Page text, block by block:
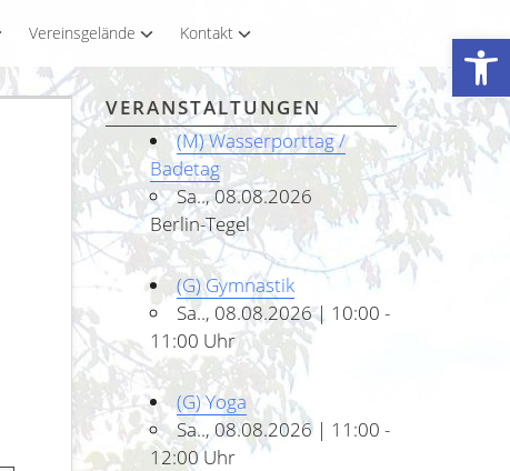
Werkzeugleiste öffnen
Vereinsgelände Kontakt
VERANSTALTUNGEN
(M) Wasserporttag /
Badetag
Sa.., 08.08.2026
Berlin-Tegel
(G) Gymnastik
Sa.., 08.08.2026 | 10:00 -
11:00 Uhr
(G) Yoga
Sa.., 08.08.2026 | 11:00 -
12:00 Uhr